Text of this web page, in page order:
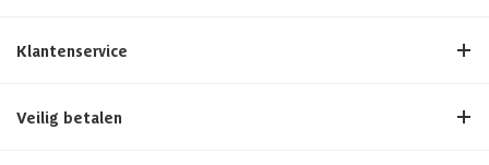
Klantenservice
Veilig betalen